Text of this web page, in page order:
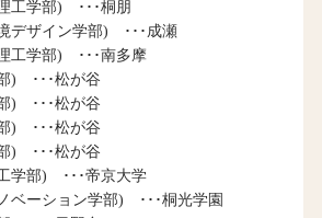
工学部) ･･･桐朋
デザイン学部) ･･･成瀬
工学部) ･･･南多摩
) ･･･松が谷
) ･･･松が谷
) ･･･松が谷
) ･･･松が谷
学部) ･･･帝京大学
ベーション学部) ･･･桐光学園